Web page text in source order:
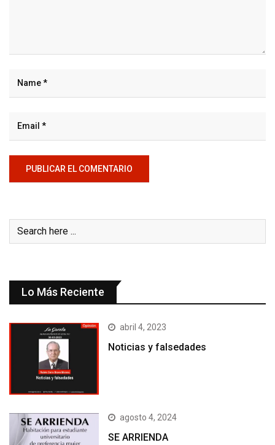
Lo Más Reciente
abril 4, 2023
Noticias y falsedades
agosto 4, 2024
SE ARRIENDA